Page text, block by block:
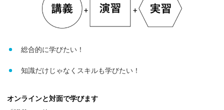
総合的に学びたい！
知識だけじゃなくスキルも学びたい！
オンラインと対面で学びます